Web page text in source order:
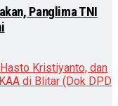
Panglima TNI